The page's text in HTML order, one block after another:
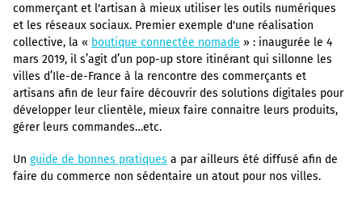
commerçant et l'artisan à mieux utiliser les outils numériques
et les réseaux sociaux. Premier exemple d'une réalisation
collective, la « boutique connectée nomade » : inaugurée le 4
mars 2019, il s’agit d’un pop-up store itinérant qui sillonne les
villes d’Ile-de-France à la rencontre des commerçants et
artisans afin de leur faire découvrir des solutions digitales pour
développer leur clientèle, mieux faire connaitre leurs produits,
gérer leurs commandes…etc.
Un guide de bonnes pratiques a par ailleurs été diffusé afin de
faire du commerce non sédentaire un atout pour nos villes.